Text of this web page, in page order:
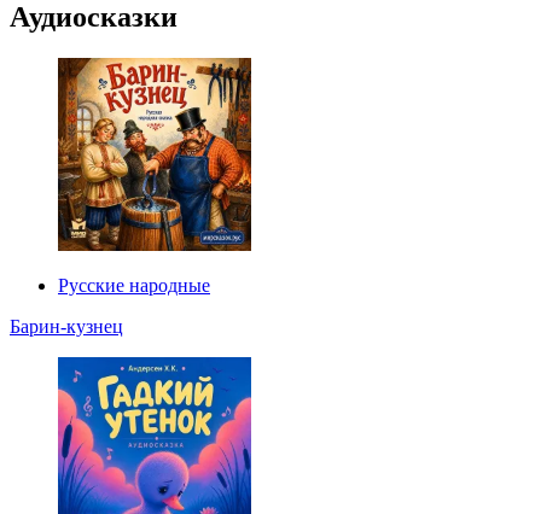
Аудиосказки
Русские народные
Барин-кузнец